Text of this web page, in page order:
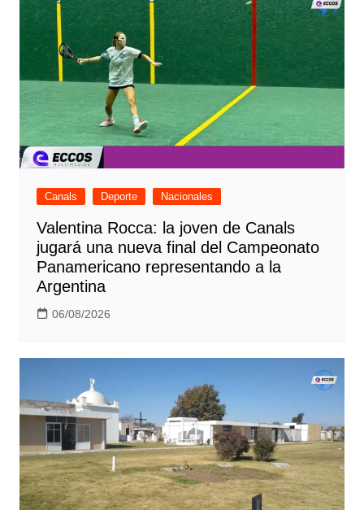
Canals Deporte Nacionales
Valentina Rocca: la joven de Canals
jugará una nueva final del Campeonato
Panamericano representando a la
Argentina
06/08/2026